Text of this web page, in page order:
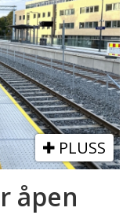
PLUSS
åpen